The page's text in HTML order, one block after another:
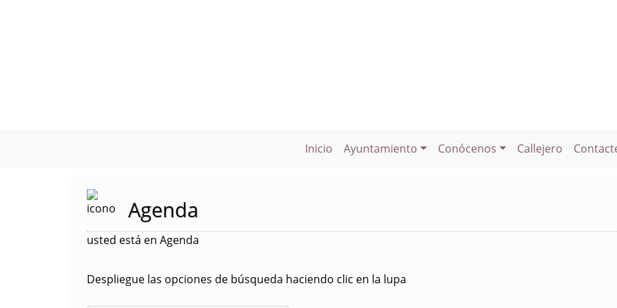
Inicio Ayuntamiento Conócenos Callejero
Agenda
usted está en Agenda
Despliegue las opciones de búsqueda haciendo clic en la lupa